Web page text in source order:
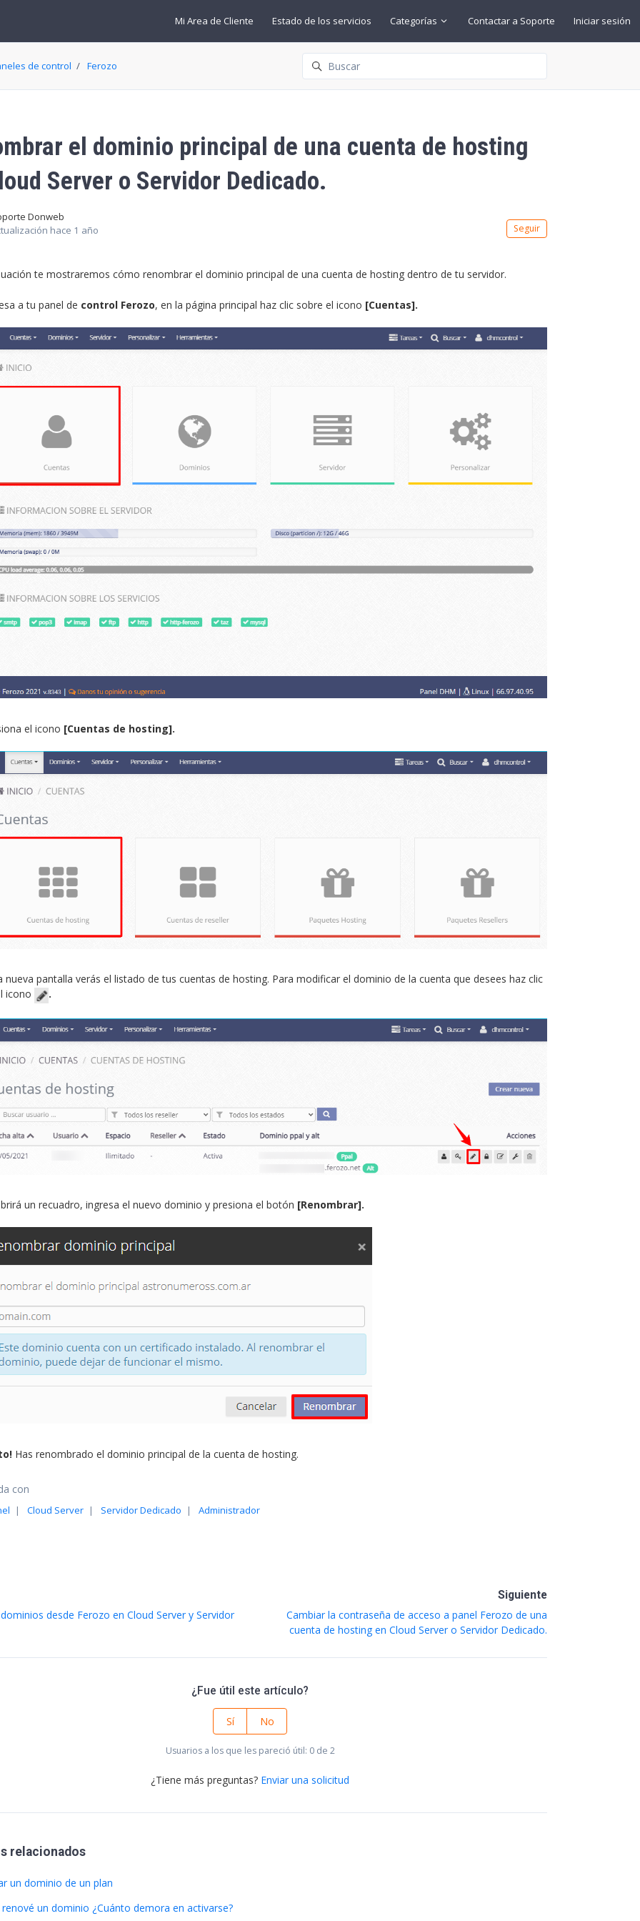
Mi Area de Cliente Estado de los servicios Categorías Contactar a Soporte Iniciar sesión
de control Ferozo Búsqueda
el dominio principal de una cuenta de hosting
Server o Servidor Dedicado.
Donweb
hace 1 año Seguir
te mostraremos cómo renombrar el dominio principal de una cuenta de hosting dentro de tu servidor.
a tu panel de control Ferozo, en la página principal haz clic sobre el icono [Cuentas].
el icono [Cuentas de hosting].
nueva pantalla verás el listado de tus cuentas de hosting. Para modificar el dominio de la cuenta que desees haz clic
icono
.
un recuadro, ingresa el nuevo dominio y presiona el botón [Renombrar].
Has renombrado el dominio principal de la cuenta de hosting.
con
Cloud Server Servidor Dedicado Administrador
desde Ferozo en Cloud Server y Servidor
Siguiente
Cambiar la contraseña de acceso a panel Ferozo de una
cuenta de hosting en Cloud Server o Servidor Dedicado.
¿Fue útil este artículo?
Sí No
Usuarios a los que les pareció útil: 0 de 2
¿Tiene más preguntas? Enviar una solicitud
relacionados
un dominio de un plan
un dominio ¿Cuánto demora en activarse?